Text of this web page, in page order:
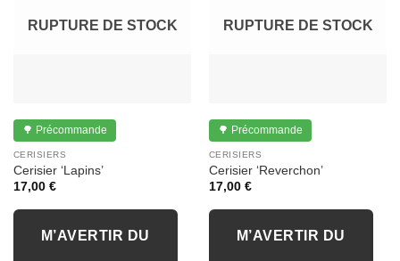
RUPTURE DE STOCK
🌳 Précommande
CERISIERS
Cerisier ‘Lapins’
17,00 €
M’AVERTIR DU
RUPTURE DE STOCK
🌳 Précommande
CERISIERS
Cerisier ‘Reverchon’
17,00 €
M’AVERTIR DU